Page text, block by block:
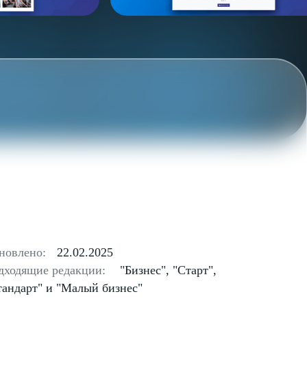
22.02.2025
редакции:
"Бизнес", "Старт",
и "Малый бизнес"